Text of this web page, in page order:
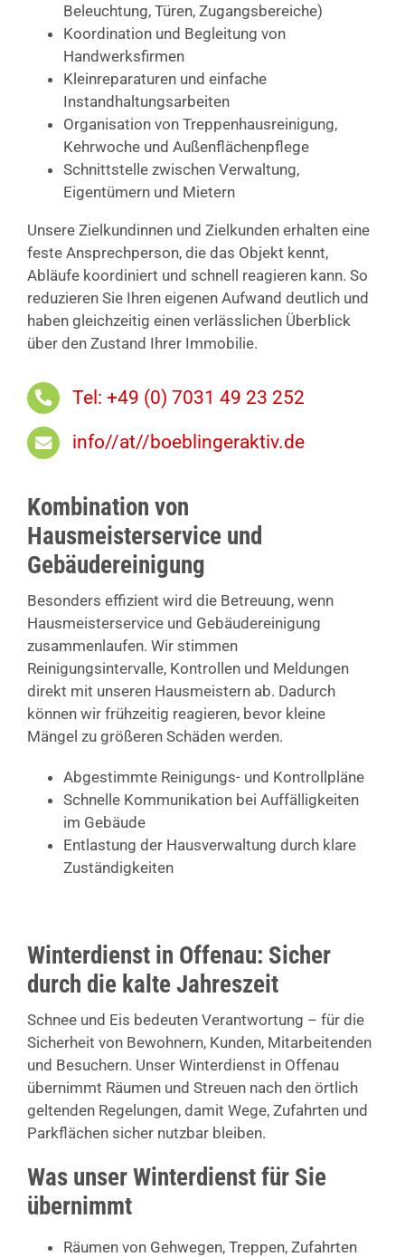
Beleuchtung, Türen, Zugangsbereiche)
Koordination und Begleitung von
Handwerksfirmen
Kleinreparaturen und einfache
Instandhaltungsarbeiten
Organisation von Treppenhausreinigung,
Kehrwoche und Außenflächenpflege
Schnittstelle zwischen Verwaltung,
Eigentümern und Mietern
Unsere Zielkundinnen und Zielkunden erhalten eine
feste Ansprechperson, die das Objekt kennt,
Abläufe koordiniert und schnell reagieren kann. So
reduzieren Sie Ihren eigenen Aufwand deutlich und
haben gleichzeitig einen verlässlichen Überblick
über den Zustand Ihrer Immobilie.
Tel: +49 (0) 7031 49 23 252
info//at//boeblingeraktiv.de
Kombination von
Hausmeisterservice und
Gebäudereinigung
Besonders effizient wird die Betreuung, wenn
Hausmeisterservice und Gebäudereinigung
zusammenlaufen. Wir stimmen
Reinigungsintervalle, Kontrollen und Meldungen
direkt mit unseren Hausmeistern ab. Dadurch
können wir frühzeitig reagieren, bevor kleine
Mängel zu größeren Schäden werden.
Abgestimmte Reinigungs- und Kontrollpläne
Schnelle Kommunikation bei Auffälligkeiten
im Gebäude
Entlastung der Hausverwaltung durch klare
Zuständigkeiten
Winterdienst in Offenau: Sicher
durch die kalte Jahreszeit
Schnee und Eis bedeuten Verantwortung – für die
Sicherheit von Bewohnern, Kunden, Mitarbeitenden
und Besuchern. Unser Winterdienst in Offenau
übernimmt Räumen und Streuen nach den örtlich
geltenden Regelungen, damit Wege, Zufahrten und
Parkflächen sicher nutzbar bleiben.
Was unser Winterdienst für Sie
übernimmt
Räumen von Gehwegen, Treppen, Zufahrten